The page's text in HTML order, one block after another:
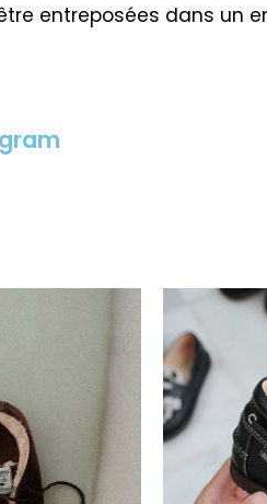
entreposées dans un